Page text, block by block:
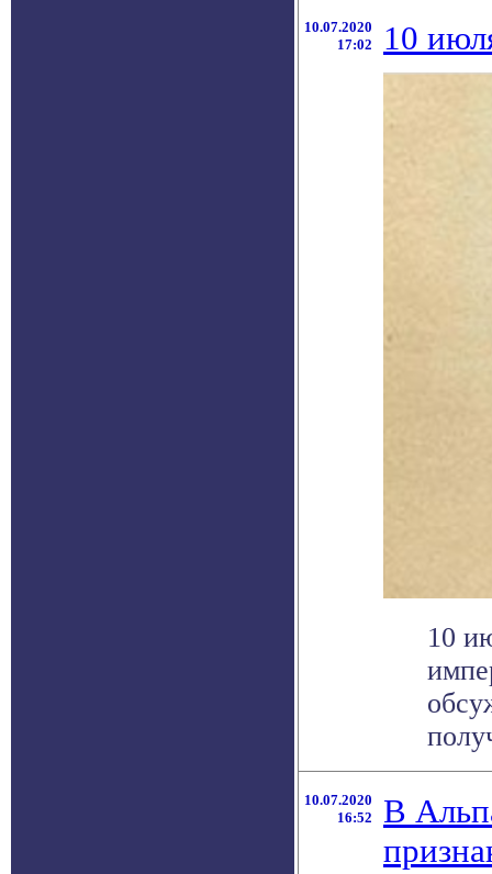
10.07.2020
17:02
10
10
10.07.2020
16:52
В